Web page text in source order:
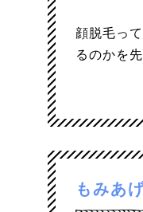
顔脱毛っ
るのかを
もみあ